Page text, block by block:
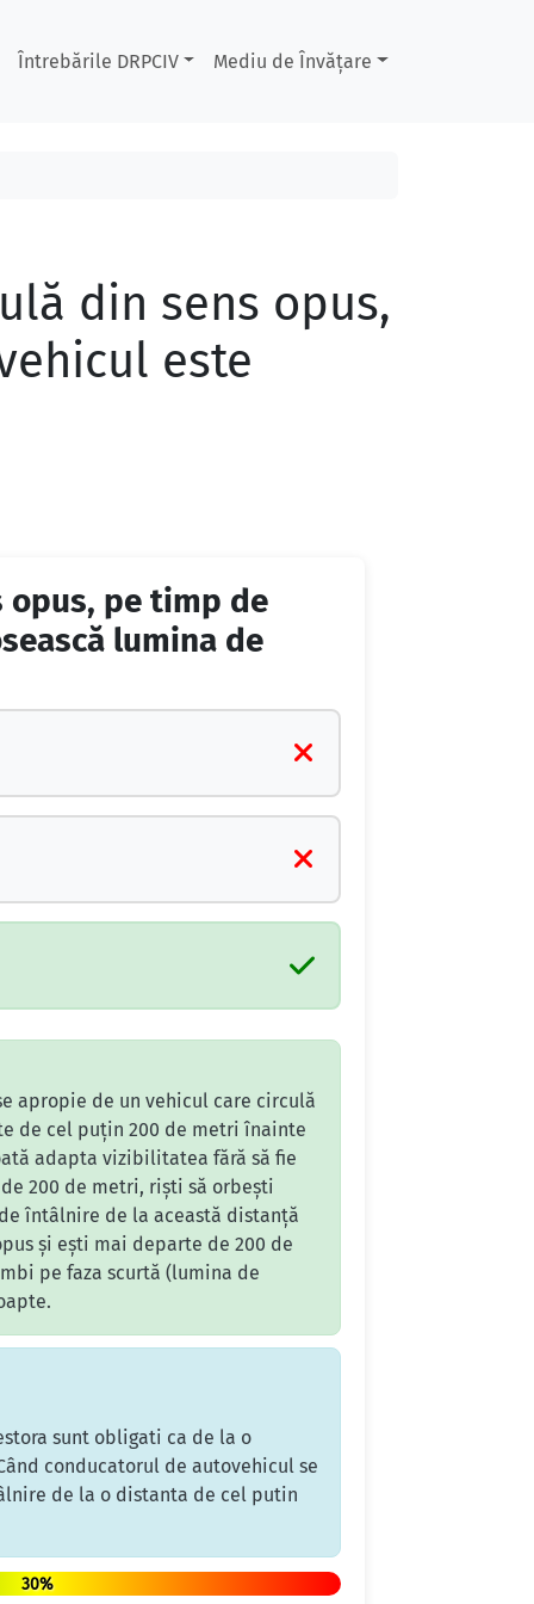
Întrebările DRPCIV Mediu de Învățare
din sens opus,
este
opus, pe timp de
lumina de
apropie de un vehicul care circulă
de cel puțin 200 de metri înainte
adapta vizibilitatea fără să fie
200 de metri, riști să orbești
întâlnire de la această distanță
și ești mai departe de 200 de
pe faza scurtă (lumina de
sunt obligati ca de la o
conducatorul de autovehicul se
de la o distanta de cel putin
30%